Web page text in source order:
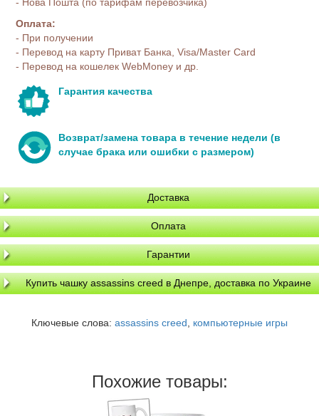
Оплата:
- При получении
- Перевод на карту Приват Банка, Visa/Master Card
- Перевод на кошелек WebMoney и др.
Гарантия качества
Возврат/замена товара в течение недели (в
случае брака или ошибки с размером)
Доставка
Оплата
Гарантии
Купить чашку assassins creed в Днепре, доставка по Украине
Ключевые слова: assassins creed компьютерные игры
Похожие товары: